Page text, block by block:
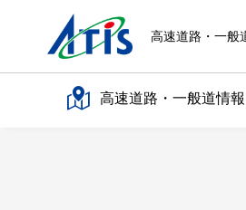
高速道路・一般
高速道路・一般道情報